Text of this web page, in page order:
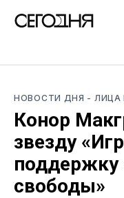
НОВОСТИ ДНЯ - ЛИЦА
Конор
звезду
поддержку
свободы»